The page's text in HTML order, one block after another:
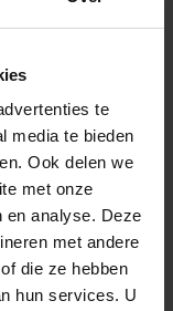
te
media te bieden
Ook delen we
met onze
en analyse. Deze
met andere
die ze hebben
hun services. U
sector in
het
94 objecten
in de